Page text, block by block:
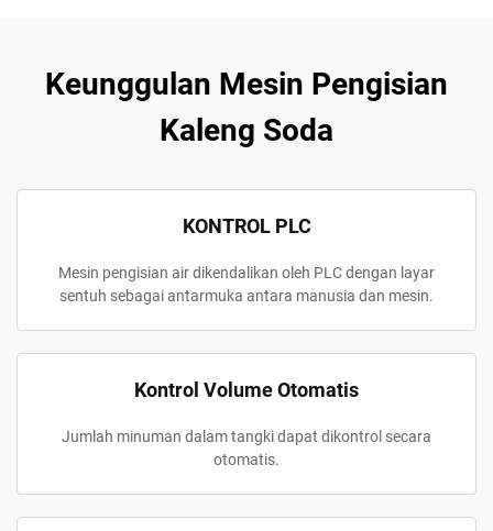
Keunggulan Mesin Pengisian
Kaleng Soda
KONTROL PLC
Mesin pengisian air dikendalikan oleh PLC dengan layar
sentuh sebagai antarmuka antara manusia dan mesin.
Kontrol Volume Otomatis
Jumlah minuman dalam tangki dapat dikontrol secara
otomatis.